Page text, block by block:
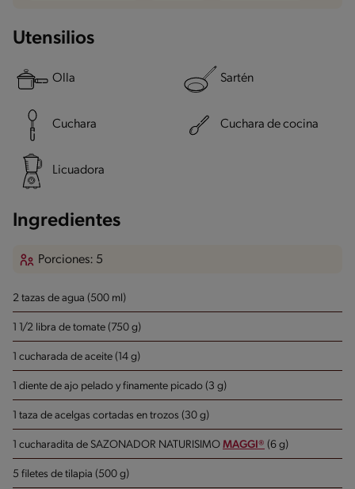
Utensilios
Olla Sartén
Cuchara Cuchara de cocina
Licuadora
Ingredientes
Porciones: 5
2 tazas de agua (500 ml)
1 1/2 libra de tomate (750 g)
1 cucharada de aceite (14 g)
1 diente de ajo pelado y finamente picado (3 g)
1 taza de acelgas cortadas en trozos (30 g)
1 cucharadita de SAZONADOR NATURISIMO MAGGI® (6 g)
5 filetes de tilapia (500 g)